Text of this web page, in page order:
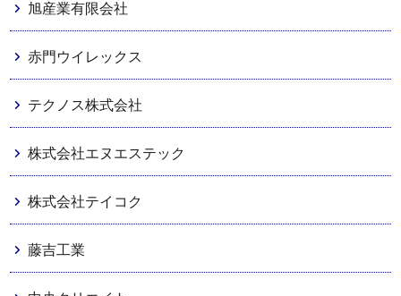
旭産業有限会社
赤門ウイレックス
テクノス株式会社
株式会社エヌエステック
株式会社テイコク
藤吉工業